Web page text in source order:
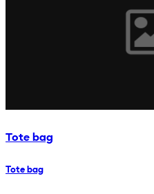
Tote bag
Tote bag